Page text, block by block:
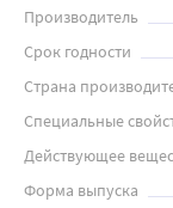
Производитель
Срок годности
Страна
Специальные
Действующее
Форма выпуска